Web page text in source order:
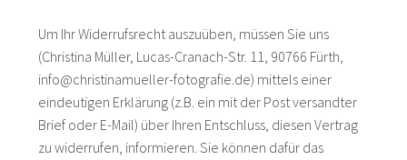
Um Ihr Widerrufsrecht auszuüben, müssen Sie uns
(Christina Müller, Lucas-Cranach-Str. 11, 90766 Fürth,
info@christinamueller-fotografie.de) mittels einer
eindeutigen Erklärung (z.B. ein mit der Post versandter
Brief oder E-Mail) über Ihren Entschluss, diesen Vertrag
zu widerrufen, informieren. Sie können dafür das